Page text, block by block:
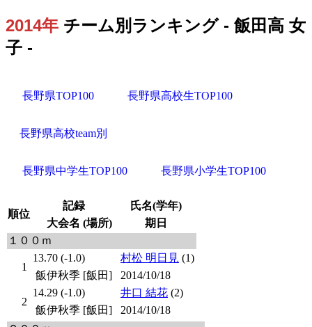
2014年 チーム別ランキング - 飯田高 女
子 -
長野県TOP100 長野県高校生TOP100
長野県高校team別
長野県中学生TOP100 長野県小学生TOP100
順位
記録
氏名(学年)
大会名 (場所)
期日
１００ｍ
1
13.70 (-1.0) 村松 明日見 (1)
飯伊秋季 [飯田]
2014/10/18
2
14.29 (-1.0) 井口 結花 (2)
飯伊秋季 [飯田]
2014/10/18